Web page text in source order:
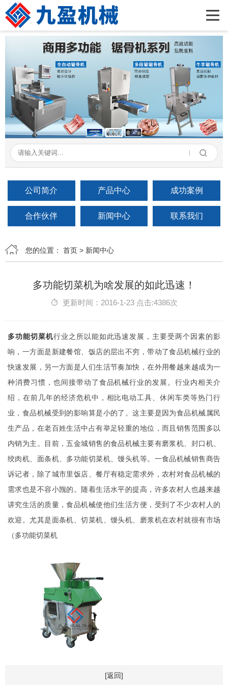
产品展示
新闻资讯
成功案例
在线留言
联系我们
公司简介 产品中心 成功案例
合作伙伴 新闻中心 联系我们
您的位置： 首页 > 新闻中心
多功能切菜机为啥发展的如此迅速！
更新时间：2016-1-23 点击:4386次
多功能切菜机行业之所以能如此迅速发展，主要受两个因素的影
响，一方面是新建餐馆、饭店的层出不穷，带动了食品机械行业的
快速发展，另一方面是人们生活节奏加快，在外用餐越来越成为一
种消费习惯，也间接带动了食品机械行业的发展。行业内相关介
绍，在前几年的经济危机中，相比电动工具、休闲车类等热门行
业，食品机械受到的影响算是小的了。这主要是因为食品机械属民
生产品，在老百姓生活中占有举足轻重的地位，而且销售范围多以
内销为主。目前，五金城销售的食品机械主要有磨浆机、封口机、
绞肉机、面条机、多功能切菜机、馒头机等。一食品机械销售商告
诉记者，除了城市里饭店、餐厅有稳定需求外，农村对食品机械的
需求也是不容小觊的。随着生活水平的提高，许多农村人也越来越
讲究生活的质量，食品机械使他们生活方便，受到了不少农村人的
欢迎。尤其是面条机、切菜机、馒头机、磨浆机在农村就很有市场
（多功能切菜机
[返回]